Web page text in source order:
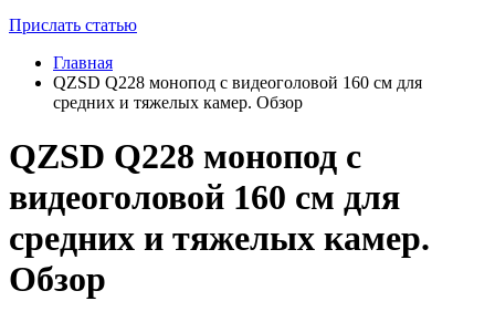
Прислать статью
Главная
QZSD Q228 монопод с видеоголовой 160 см для
средних и тяжелых камер. Обзор
QZSD Q228 монопод с
видеоголовой 160 см для
средних и тяжелых камер.
Обзор